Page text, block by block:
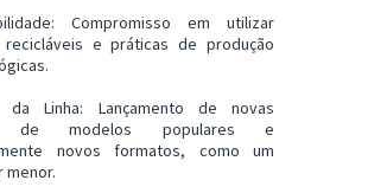
Compromisso em utilizar
recicláveis e práticas de produção
da Linha: Lançamento de novas
de modelos populares e
novos formatos, como um
menor.